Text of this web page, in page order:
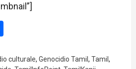
culturale, Genocidio Tamil , Tamil ,